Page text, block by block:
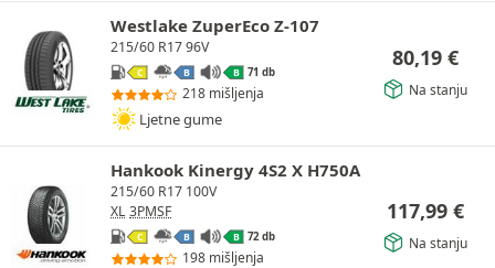
Westlake ZuperEco Z-107
215/60 R17 96V
C B B 71 db
218 mišljenja
Ljetne gume
80,19 €
Na stanju
Hankook Kinergy 4S2 X H750A
215/60 R17 100V
XL 3PMSF
C B B 72 db
198 mišljenja
117,99 €
Na stanju